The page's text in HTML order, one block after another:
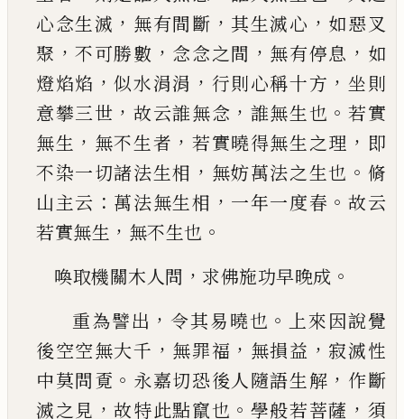
心念生滅 ， 無有間斷 ，其生滅心 ， 如惡叉
聚 ，不可勝數 ， 念念之間 ， 無有停息 ， 如
燈焰焰 ，似水涓涓 ， 行則心稱十方 ， 坐則
意攀三世 ，故云誰無念 ， 誰無生也 。 若實
無生 ， 無不生者 ， 若實曉得無生之理 ， 即
不染一切諸法生相 ， 無妨萬法之生也 。 脩
山主云 ： 萬法無生相 ， 一年一度春 。 故云
若實無生 ， 無不生也 。
喚取機關木人問 ， 求佛施功早晚成 。
重為譬出 ，令其易曉也 。
上來因說覺
後空空無大千 ， 無罪福 ， 無損益 ， 寂滅性
中莫問覔 。 永嘉切恐後人隨語生解 ， 作斷
滅之見 ，故特此點竄也 。 學般若菩薩 ， 須